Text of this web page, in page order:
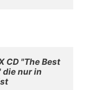
CD "The Best
die nur in